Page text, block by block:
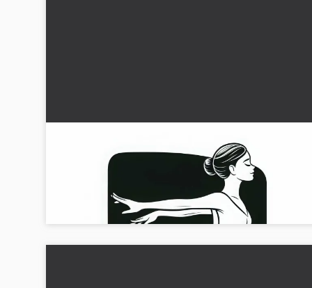
Konståkare glider elegant – Målarbild gratis
Upptäck den charmiga målarbilden av en konståkare och
ner den gratis!...